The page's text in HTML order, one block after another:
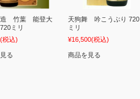
造 竹葉 能登大
ミリ
(税込)
る
天狗舞 吟こうぶり 720
ミリ
¥16,500(税込)
商品を見る